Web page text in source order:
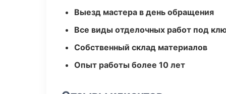
Выезд мастера в день обращения
Все виды отделочных работ под
Собственный склад материалов
Опыт работы более 10 лет